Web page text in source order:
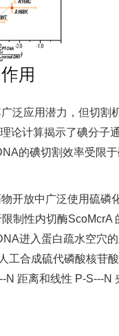
泛应用潜力，但切割
论计算揭示了碘分子
的碘切割效率受限
开放中广泛使用硫磷
制性内切酶ScoMcrA
进入蛋白疏水空穴
工合成硫代磷酸核苷
距离和线性 P-S---N